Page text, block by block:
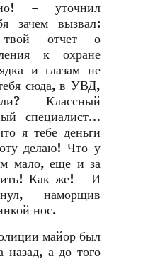
– уточнил
зачем вызвал:
твой отчет о
к охране
и глазам не
сюда, в УВД,
Классный
специалист…
я тебе деньги
делаю! Что у
мало, еще и за
Как же! – И
наморщив
нос.
майор был
назад, а до того